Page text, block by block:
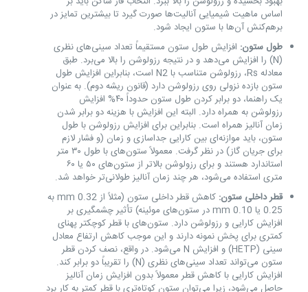
اساس ماهیت شیمیایی آنالیت‌ها صورت گیرد تا بیشترین تمایز در
برهم‌کنش آن‌ها با ستون ایجاد شود.
طول ستون: افزایش طول ستون مستقیماً تعداد سینی‌های نظری
(N) را افزایش می‌دهد و در نتیجه رزولوشن را بالا می‌برد. طبق
معادله Rs، رزولوشن متناسب با N2 است، بنابراین افزایش طول
ستون بازده نزولی روی رزولوشن دارد (قانون ریشه دوم). به عنوان
یک راهنما، دو برابر کردن طول ستون حدوداً ۴۰% افزایش
رزولوشن به همراه دارد. البته این افزایش با هزینه دو برابر شدن
زمان آنالیز همراه است. بنابراین برای افزایش رزولوشن با طول
ستون، باید موازنه‌ای بین کارایی جداسازی و زمان (و فشار لازم
برای جریان گاز) در نظر گرفت. معمولاً ستون‌های با طول ۳۰ متر
استاندارد هستند و برای رزولوشن بالاتر از ستون‌های ۵۰ یا ۶۰
متری استفاده می‌شود، هر چند زمان آنالیز طولانی‌تر خواهد شد.
قطر داخلی ستون:
کاهش قطر داخلی ستون (مثلاً از 0.32 mm به
0.25 یا 0.10 mm در ستون‌های موئینه) تأثیر چشمگیری بر
افزایش کارایی و رزولوشن دارد. ستون‌های با قطر کوچکتر پهنای
کمتری برای پخش نمونه دارند و این موجب کاهش ارتفاع معادل
سینی (HETP) و افزایش N می‌شود. در واقع، نصف کردن قطر
ستون می‌تواند تعداد سینی‌های نظری (N) را تقریباً دو برابر کند.
افزایش کارایی با کاهش قطر معمولاً بدون افزایش زمان آنالیز
حاصل می‌شود، زیرا می‌توان ستون کوتاه‌تری با قطر کمتر به کار برد